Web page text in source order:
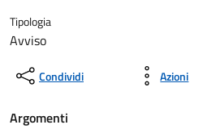
Tipologia
Avviso
Condividi Azioni
Argomenti